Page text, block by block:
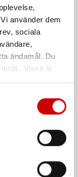
använder dem
sociala
ändamål. Du
Vissa är
och
Genom
Läs
fallskyddsväst i
enligt EN ISO 20471
EN 471
Specialist
för hängande/sittande
kallad rope access.